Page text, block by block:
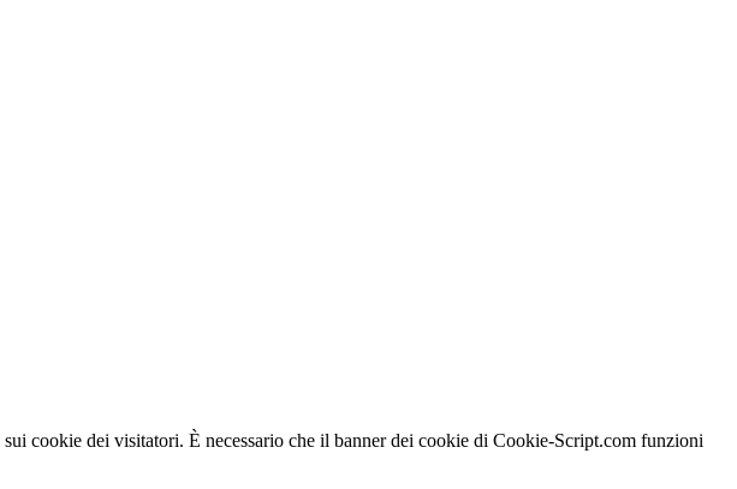
cookie dei visitatori. È necessario che il banner dei cookie di Cookie-Script.com funzioni